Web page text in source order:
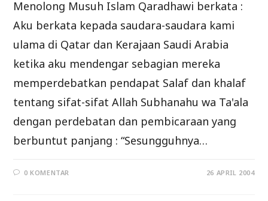
Menolong Musuh Islam Qaradhawi berkata :
Aku berkata kepada saudara-saudara kami
ulama di Qatar dan Kerajaan Saudi Arabia
ketika aku mendengar sebagian mereka
memperdebatkan pendapat Salaf dan khalaf
tentang sifat-sifat Allah Subhanahu wa Ta'ala
dengan perdebatan dan pembicaraan yang
berbuntut panjang : “Sesungguhnya…
0 KOMENTAR 26 APRIL 2004